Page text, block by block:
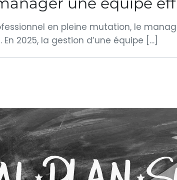
en pleine mutation, le
2025, la gestion d’une équipe […]